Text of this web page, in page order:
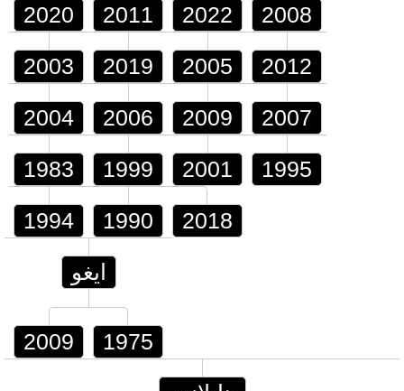
2020 2011 2022 2008
2003 2019 2005 2012
2004 2006 2009 2007
1983 1999 2001 1995
1994 1990 2018
ايغو
2009 1975